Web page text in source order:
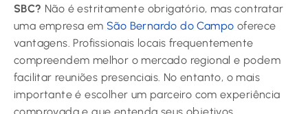
SBC? Não é estritamente obrigatório, mas contratar
uma empresa em São Bernardo do Campo oferece
vantagens. Profissionais locais frequentemente
compreendem melhor o mercado regional e podem
facilitar reuniões presenciais. No entanto, o mais
importante é escolher um parceiro com experiência